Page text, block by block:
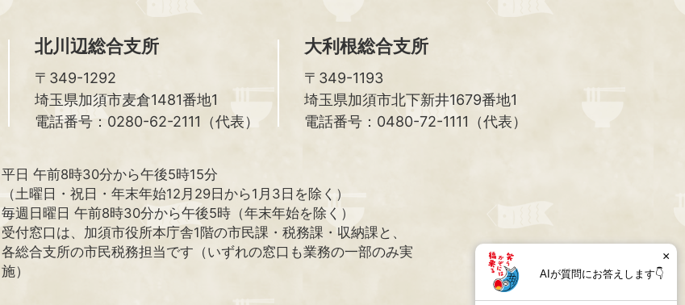
北川辺総合支所
〒349-1292
埼玉県加須市麦倉1481番地1
電話番号：0280-62-2111（代表）
大利根総合支所
〒349-1193
埼玉県加須市北下新井1679番地1
電話番号：0480-72-1111（代表）
平日 午前8時30分から午後5時15分
（土曜日・祝日・年末年始12月29日から1月3日を除く）
毎週日曜日 午前8時30分から午後5時（年末年始を除く）
受付窓口は、加須市役所本庁舎1階の市民課・税務課・収納課と、
各総合支所の市民税務担当です（いずれの窓口も業務の一部のみ実
施）
AIが質問にお答えします👇
×